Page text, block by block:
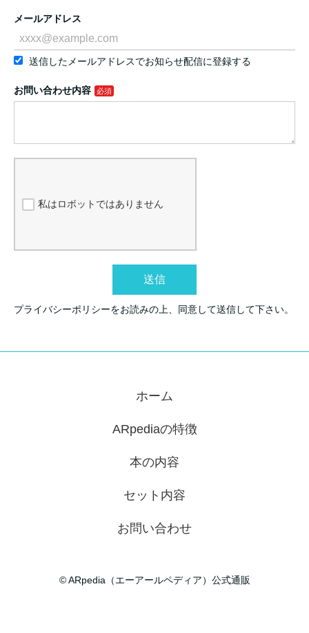
メールアドレス
送信したメールアドレスでお知らせ配信に登録する
お問い合わせ内容
私はロボットではありません
送信
プライバシーポリシーをお読みの上、同意して送信して下さい。
ホーム
ARpediaの特徴
本の内容
セット内容
お問い合わせ
© ARpedia（エーアールペディア）公式通販